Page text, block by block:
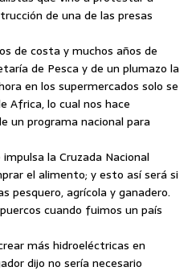
de una de las presas
de costa y muchos años de
de Pesca y de un plumazo la
en los supermercados solo se
Africa, lo cual nos hace
un programa nacional para
la Cruzada Nacional
el alimento; y esto así será si
pesquero, agrícola y ganadero.
cuando fuimos un país
más hidroeléctricas en
dijo no sería necesario